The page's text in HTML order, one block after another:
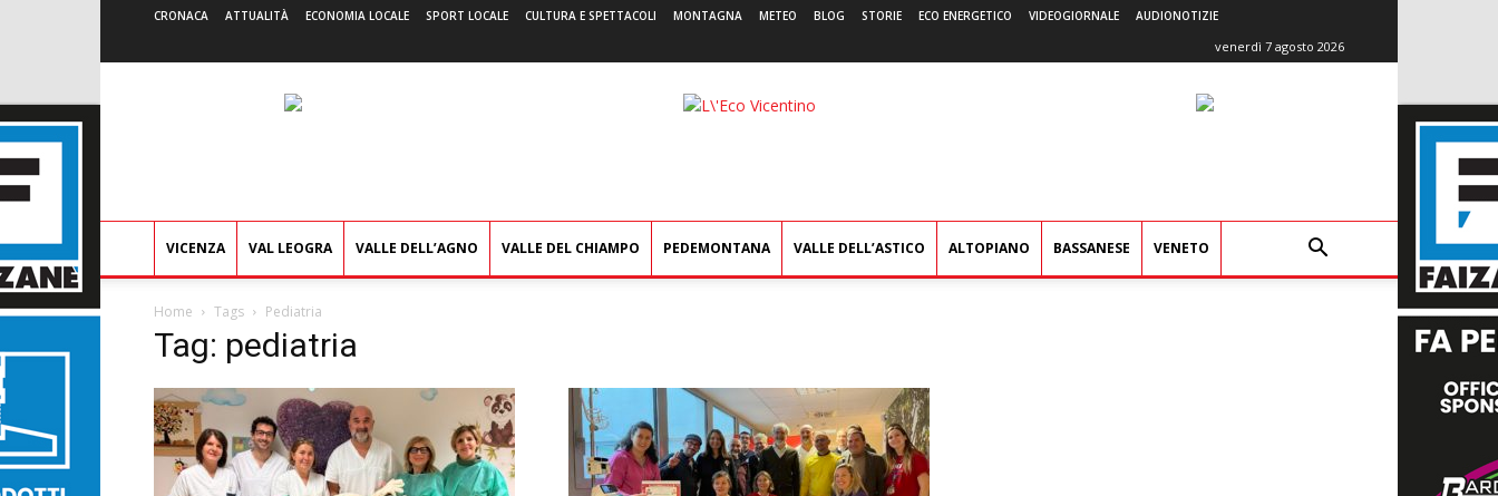
CRONACA ATTUALITÀ ECONOMIA LOCALE SPORT LOCALE CULTURA E SPETTACOLI MONTAGNA METEO BLOG STORIE ECO ENERGETICO VIDEOGIORNALE AUDIONOTIZIE
venerdì 7 agosto 2026
L'Eco
VICENZA VAL LEOGRA VALLE DELL’AGNO VALLE DEL CHIAMPO PEDEMONTANA VALLE DELL’ASTICO ALTOPIANO BASSANESE VENETO
Home Tags Pediatria
Tag: pediatria